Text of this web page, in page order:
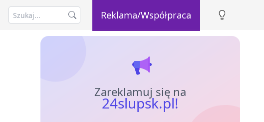
Reklama/Współpraca
Zareklamuj się na
24slupsk.pl!